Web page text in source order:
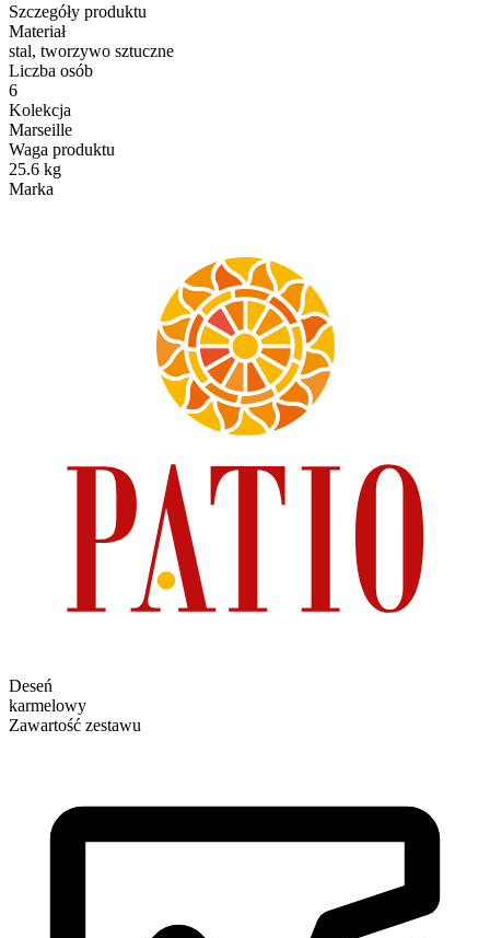
Szczegóły produktu
Materiał
stal, tworzywo sztuczne
Liczba osób
6
Kolekcja
Marseille
Waga produktu
25.6 kg
Marka
Deseń
karmelowy
Zawartość zestawu